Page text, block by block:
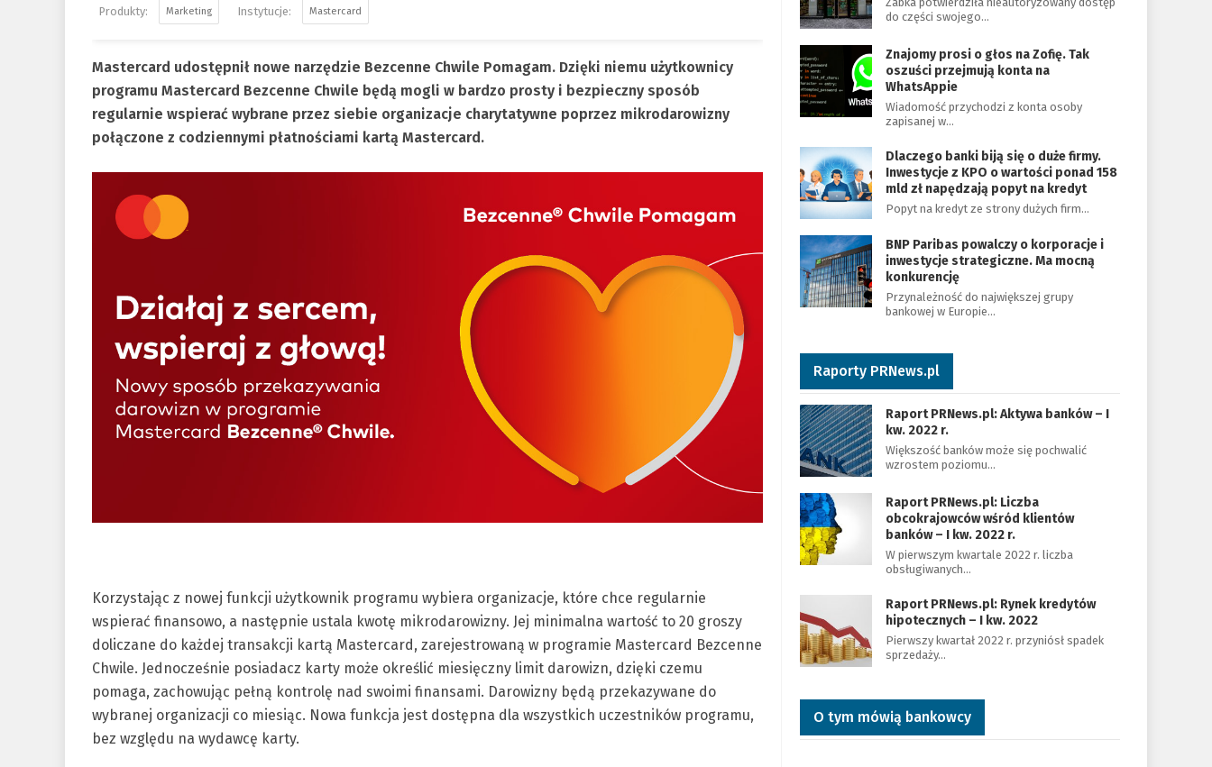
Marketing Mastercard
Mastercard udostępnił nowe narzędzie Bezcenne Chwile Pomagam. Dzięki niemu użytkownicy
programu Mastercard Bezcenne Chwile będą mogli w bardzo prosty i bezpieczny sposób
regularnie wspierać wybrane przez siebie organizacje charytatywne poprzez mikrodarowizny
połączone z codziennymi płatnościami kartą Mastercard.
Korzystając z nowej funkcji użytkownik programu wybiera organizacje, które chce regularnie
wspierać finansowo, a następnie ustala kwotę mikrodarowizny. Jej minimalna wartość to 20 groszy
doliczane do każdej transakcji kartą Mastercard, zarejestrowaną w programie Mastercard Bezcenne
Chwile. Jednocześnie posiadacz karty może określić miesięczny limit darowizn, dzięki czemu
pomaga, zachowując pełną kontrolę nad swoimi finansami. Darowizny będą przekazywane do
wybranej organizacji co miesiąc. Nowa funkcja jest dostępna dla wszystkich uczestników programu,
bez względu na wydawcę karty.
do części swojego…
Znajomy prosi o głos na Zofię. Tak
oszuści przejmują konta na
WhatsAppie
Wiadomość przychodzi z konta osoby
zapisanej w…
Dlaczego banki biją się o duże firmy.
Inwestycje z KPO o wartości ponad 158
mld zł napędzają popyt na kredyt
Popyt na kredyt ze strony dużych firm…
BNP Paribas powalczy o korporacje i
inwestycje strategiczne. Ma mocną
konkurencję
Przynależność do największej grupy
bankowej w Europie…
Raporty PRNews.pl
Raport PRNews.pl: Aktywa banków – I
kw. 2022 r.
Większość banków może się pochwalić
wzrostem poziomu…
Raport PRNews.pl: Liczba
obcokrajowców wśród klientów
banków – I kw. 2022 r.
W pierwszym kwartale 2022 r. liczba
obsługiwanych…
Raport PRNews.pl: Rynek kredytów
hipotecznych – I kw. 2022
Pierwszy kwartał 2022 r. przyniósł spadek
sprzedaży…
O tym mówią bankowcy